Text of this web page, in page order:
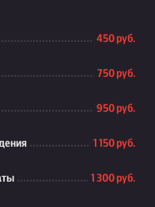
450 руб.
750 руб.
950 руб.
1 150 руб.
1 300 руб.